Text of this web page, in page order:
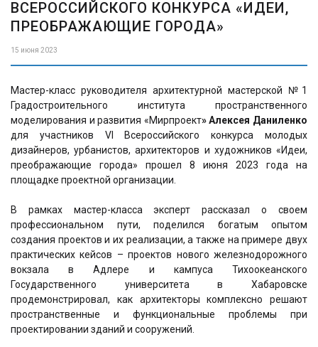
ВСЕРОССИЙСКОГО КОНКУРСА «ИДЕИ,
ПРЕОБРАЖАЮЩИЕ ГОРОДА»
15 июня 2023
Мастер-класс руководителя архитектурной мастерской №1
Градостроительного института пространственного
моделирования и развития «Мирпроект» Алексея Даниленко
для участников VI Всероссийского конкурса молодых
дизайнеров, урбанистов, архитекторов и художников «Идеи,
преображающие города» прошел 8 июня 2023 года на
площадке проектной организации.
В рамках мастер-класса эксперт рассказал о своем
профессиональном пути, поделился богатым опытом
создания проектов и их реализации, а также на примере двух
практических кейсов – проектов нового железнодорожного
вокзала в Адлере и кампуса Тихоокеанского
Государственного университета в Хабаровске
продемонстрировал, как архитекторы комплексно решают
пространственные и функциональные проблемы при
проектировании зданий и сооружений.